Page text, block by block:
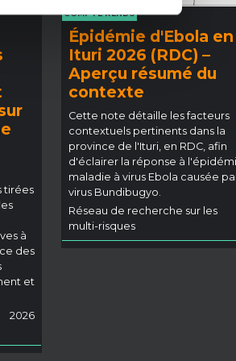
tirées
à
des
et
2026
COMPTE RENDU
Épidémie d'Ebola en
Ituri 2026 (RDC) –
Aperçu résumé du
contexte
Cette note détaille les facteurs
contextuels pertinents dans la
province de l'Ituri, en RDC, afin
d'éclairer la réponse à
maladie à virus Ebola causée
virus Bundibugyo.
Réseau de recherche sur les
multi-risques